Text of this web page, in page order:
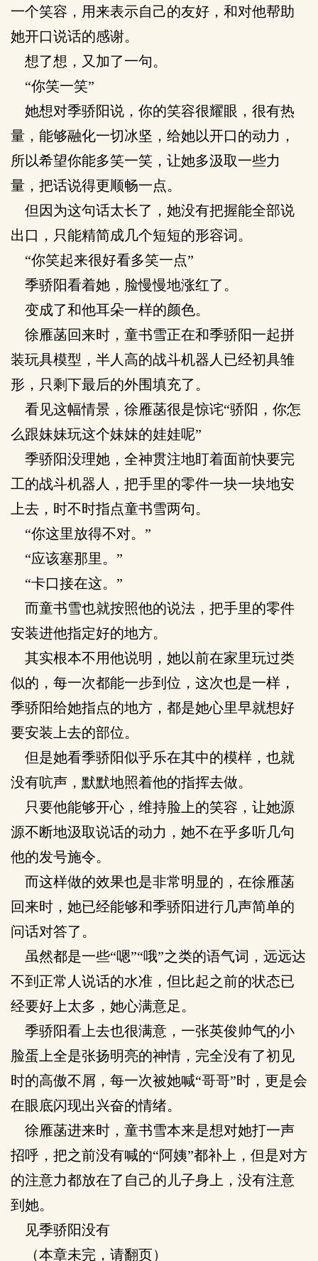
一个笑容，用来表示自己的友好，和对他帮助
她开口说话的感谢。
想了想，又加了一句。
“你笑一笑”
她想对季骄阳说，你的笑容很耀眼，很有热
量，能够融化一切冰坚，给她以开口的动力，
所以希望你能多笑一笑，让她多汲取一些力
量，把话说得更顺畅一点。
但因为这句话太长了，她没有把握能全部说
出口，只能精简成几个短短的形容词。
“你笑起来很好看多笑一点”
季骄阳看着她，脸慢慢地涨红了。
变成了和他耳朵一样的颜色。
徐雁菡回来时，童书雪正在和季骄阳一起拼
装玩具模型，半人高的战斗机器人已经初具雏
形，只剩下最后的外围填充了。
看见这幅情景，徐雁菡很是惊诧“骄阳，你怎
么跟妹妹玩这个妹妹的娃娃呢”
季骄阳没理她，全神贯注地盯着面前快要完
工的战斗机器人，把手里的零件一块一块地安
上去，时不时指点童书雪两句。
“你这里放得不对。”
“应该塞那里。”
“卡口接在这。”
而童书雪也就按照他的说法，把手里的零件
安装进他指定好的地方。
其实根本不用他说明，她以前在家里玩过类
似的，每一次都能一步到位，这次也是一样，
季骄阳给她指点的地方，都是她心里早就想好
要安装上去的部位。
但是她看季骄阳似乎乐在其中的模样，也就
没有吭声，默默地照着他的指挥去做。
只要他能够开心，维持脸上的笑容，让她源
源不断地汲取说话的动力，她不在乎多听几句
他的发号施令。
而这样做的效果也是非常明显的，在徐雁菡
回来时，她已经能够和季骄阳进行几声简单的
问话对答了。
虽然都是一些“嗯”“哦”之类的语气词，远远达
不到正常人说话的水准，但比起之前的状态已
经要好上太多，她心满意足。
季骄阳看上去也很满意，一张英俊帅气的小
脸蛋上全是张扬明亮的神情，完全没有了初见
时的高傲不屑，每一次被她喊“哥哥”时，更是会
在眼底闪现出兴奋的情绪。
徐雁菡进来时，童书雪本来是想对她打一声
招呼，把之前没有喊的“阿姨”都补上，但是对方
的注意力都放在了自己的儿子身上，没有注意
到她。
见季骄阳没有
（本章未完，请翻页）